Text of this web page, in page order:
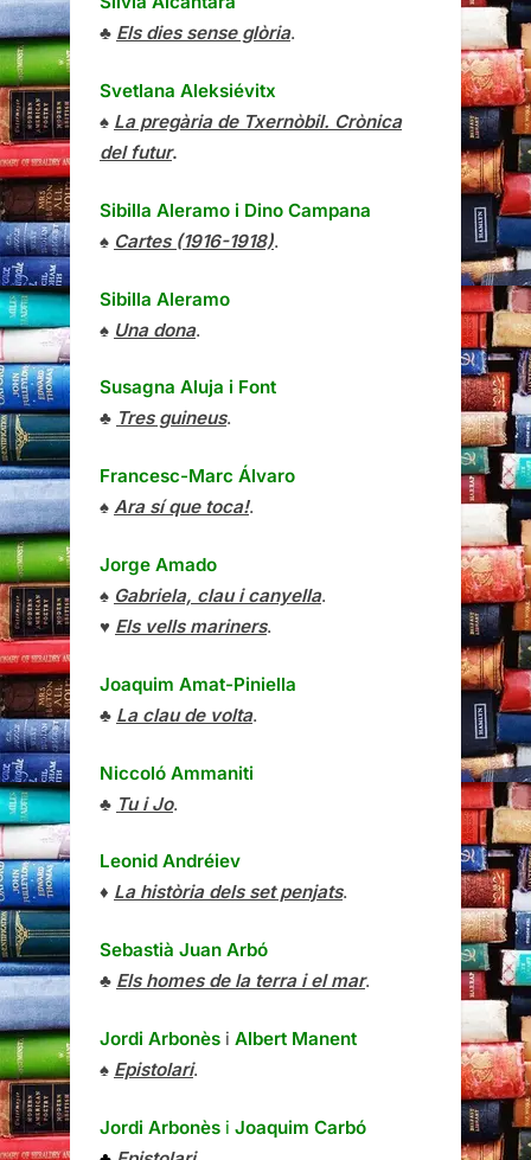
♣ Els dies sense glòria.
Svetlana Aleksiévitx
♠ La pregària de Txernòbil. Crònica
del futur.
Sibilla Aleramo i Dino Campana
♠ Cartes (1916-1918).
Sibilla Aleramo
♠ Una dona.
Susagna Aluja i Font
♣ Tres guineus.
Francesc-Marc Álvaro
♠ Ara sí que toca!.
Jorge Amado
♠ Gabriela, clau i canyella.
♥ Els vells mariners.
Joaquim Amat-Piniella
♣ La clau de volta.
Niccoló Ammaniti
♣ Tu i Jo.
Leonid Andréiev
♦ La història dels set penjats.
Sebastià Juan Arbó
♣ Els homes de la terra i el mar.
Jordi Arbonès i Albert Manent
♠ Epistolari.
Jordi Arbonès i Joaquim Carbó